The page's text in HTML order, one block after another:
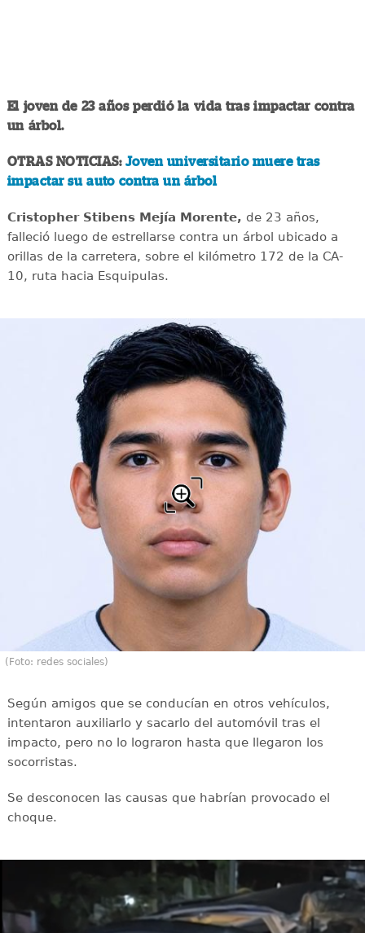
El joven de 23 años perdió la vida tras impactar contra
un árbol.
OTRAS NOTICIAS: Joven universitario muere tras
impactar su auto contra un árbol
Cristopher Stibens Mejía Morente, de 23 años,
falleció luego de estrellarse contra un árbol ubicado a
orillas de la carretera, sobre el kilómetro 172 de la CA-
10, ruta hacia Esquipulas.
(Foto: redes sociales)
Según amigos que se conducían en otros vehículos,
intentaron auxiliarlo y sacarlo del automóvil tras el
impacto, pero no lo lograron hasta que llegaron los
socorristas.
Se desconocen las causas que habrían provocado el
choque.